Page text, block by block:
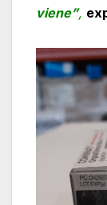
viene”,